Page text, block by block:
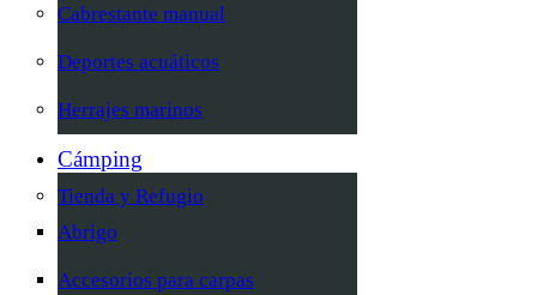
Cabrestante manual
Deportes acuáticos
Herrajes marinos
Cámping
Tienda y Refugio
Abrigo
Accesorios para carpas